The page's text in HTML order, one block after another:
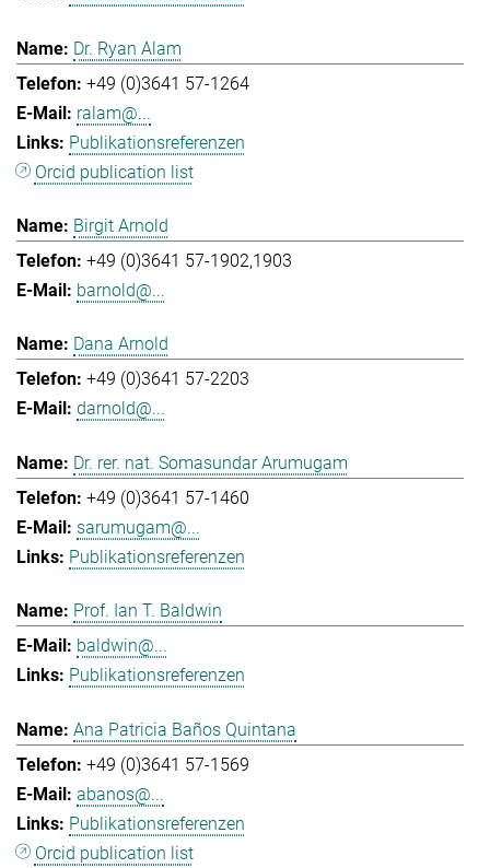
Dr. Ryan Alam
+49 (0)3641 57-1264
ralam@...
Publikationsreferenzen
Orcid publication list
Birgit Arnold
+49 (0)3641 57-1902,1903
barnold@...
Dana Arnold
+49 (0)3641 57-2203
darnold@...
Dr. rer. nat. Somasundar Arumugam
+49 (0)3641 57-1460
sarumugam@...
Publikationsreferenzen
Prof. Ian T. Baldwin
baldwin@...
Publikationsreferenzen
Ana Patricia Baños Quintana
+49 (0)3641 57-1569
abanos@...
Publikationsreferenzen
Orcid publication list